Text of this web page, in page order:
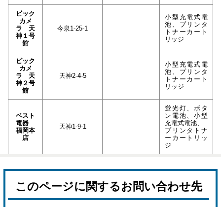
ビック
カメ
ラ 天
神１号
館
今泉1-25-1
小型充電式電
池、プリンタ
トナーカート
リッジ
ビック
カメ
ラ 天
神２号
館
天神2-4-5
小型充電式電
池、プリンタ
トナーカート
リッジ
ベスト
電器
福岡本
店
天神1-9-1
蛍光灯、ボタ
ン電池、小型
充電式電池、
プリンタトナ
ーカートリッ
ジ
このページに関するお問い合わせ先